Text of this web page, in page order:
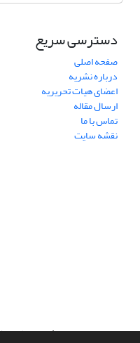
دسترسی سریع
صفحه اصلی
درباره نشریه
اعضای هیات تحریریه
ارسال مقاله
تماس با ما
نقشه سایت
سامانه مدیریت نشریات علمی.